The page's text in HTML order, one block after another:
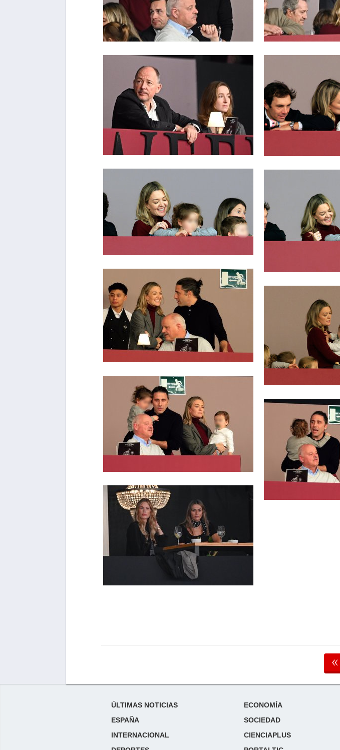
ÚLTIMAS NOTICIAS
ESPAÑA
INTERNACIONAL
ECONOMÍA
SOCIEDAD
CIENCIAPLUS